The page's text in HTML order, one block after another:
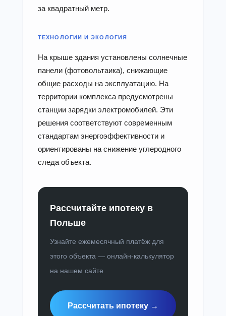
за квадратный метр.
ТЕХНОЛОГИИ И ЭКОЛОГИЯ
На крыше здания установлены солнечные
панели (фотовольтаика), снижающие
общие расходы на эксплуатацию. На
территории комплекса предусмотрены
станции зарядки электромобилей. Эти
решения соответствуют современным
стандартам энергоэффективности и
ориентированы на снижение углеродного
следа объекта.
Рассчитайте ипотеку в
Польше
Узнайте ежемесячный платёж для
этого объекта — онлайн-калькулятор
на нашем сайте
Рассчитать ипотеку →